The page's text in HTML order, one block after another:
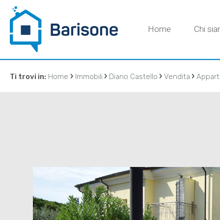
Home Chi
Ti trovi in: Home › Immobili › Diano Castello › Vendita ›
DI